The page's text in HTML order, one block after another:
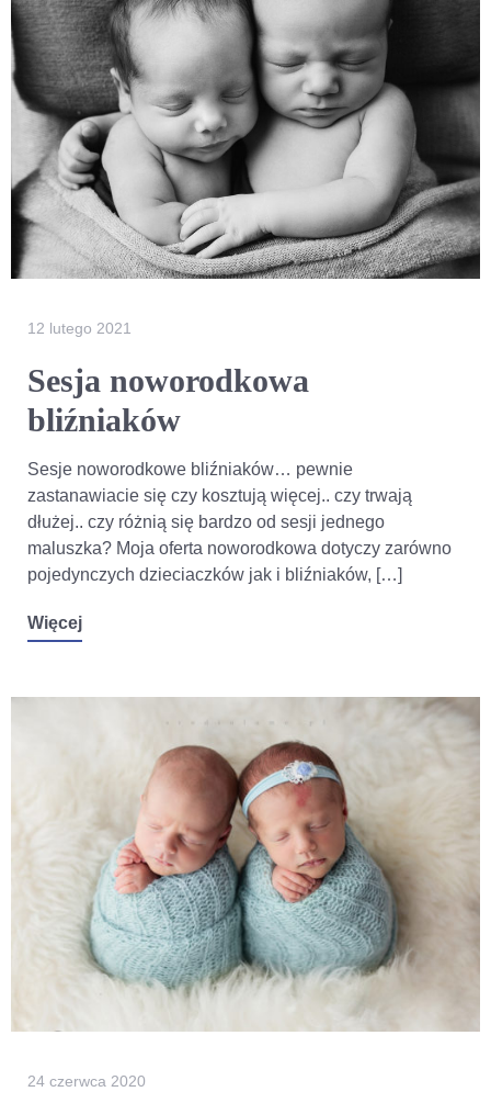
12 lutego 2021
Sesja noworodkowa
bliźniaków
Sesje noworodkowe bliźniaków… pewnie
zastanawiacie się czy kosztują więcej.. czy trwają
dłużej.. czy różnią się bardzo od sesji jednego
maluszka? Moja oferta noworodkowa dotyczy zarówno
pojedynczych dzieciaczków jak i bliźniaków, […]
Więcej
24 czerwca 2020